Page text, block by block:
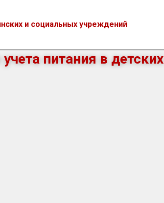
и социальных учреждений
питания в детских